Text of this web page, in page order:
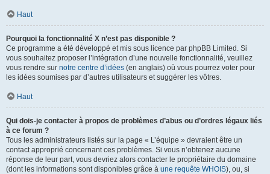
Haut
Pourquoi la fonctionnalité X n’est pas disponible ?
Ce programme a été développé et mis sous licence par phpBB Limited. Si
vous souhaitez proposer l’intégration d’une nouvelle fonctionnalité, veuillez
vous rendre sur notre centre d’idées (en anglais) où vous pourrez voter pour
les idées soumises par d’autres utilisateurs et suggérer les vôtres.
Haut
Qui dois-je contacter à propos de problèmes d’abus ou d’ordres légaux liés
à ce forum ?
Tous les administrateurs listés sur la page « L’équipe » devraient être un
contact approprié concernant ces problèmes. Si vous n’obtenez aucune
réponse de leur part, vous devriez alors contacter le propriétaire du domaine
(dont les informations sont disponibles grâce à une requête WHOIS), ou, si